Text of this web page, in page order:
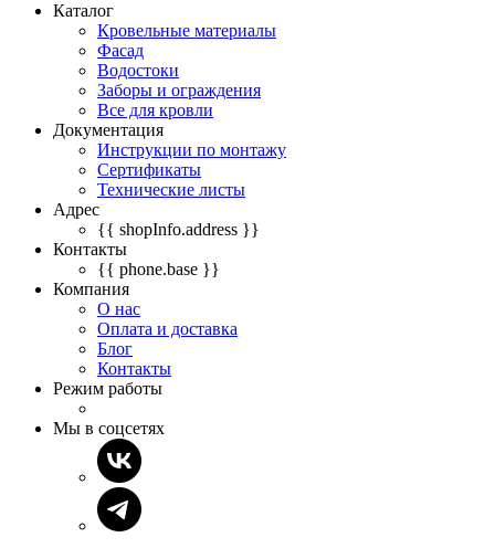
Каталог
Кровельные материалы
Фасад
Водостоки
Заборы и ограждения
Все для кровли
Документация
Инструкции по монтажу
Сертификаты
Технические листы
Адрес
{{ shopInfo.address }}
Контакты
{{ phone.base }}
Компания
О нас
Оплата и доставка
Блог
Контакты
Режим работы
Мы в соцсетях